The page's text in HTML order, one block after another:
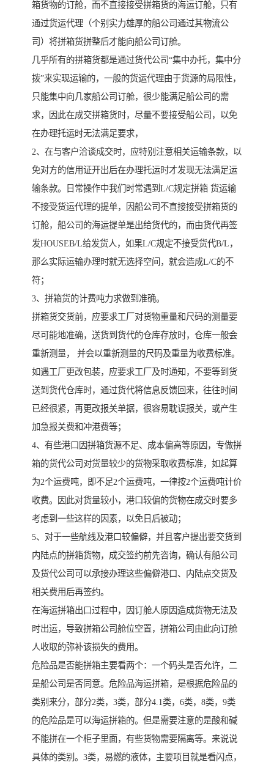
箱货物的订舱，而不直接接受拼箱货的海运订舱，只有
通过货运代理（个别实力雄厚的船公司通过其物流公
司）将拼箱货拼整后才能向船公司订舱。
几乎所有的拼箱货都是通过货代公司“集中办托，集中分
拨”来实现运输的，一般的货运代理由于货源的局限性，
只能集中向几家船公司订舱，很少能满足船公司的需
求，因此在成交拼箱货时，尽量不要接受船公司，以免
在办理托运时无法满足要求，
2、在与客户洽谈成交时，应特别注意相关运输条款，以
免对方的信用证开出后在办理托运时才发现无法满足运
输条款。日常操作中我们时常遇到L/C规定拼箱 货运输
不接受货运代理的提单，因船公司不直接接受拼箱货的
订舱，船公司的海运提单是出给货代的，而由货代再签
发HOUSEB/L给发货人，如果L/C规定不接受货代B/L，
那么实际运输办理时就无选择空间，就会造成L/C的不
符；
3、拼箱货的计费吨力求做到准确。
拼箱货交货前，应要求工厂对货物重量和尺码的测量要
尽可能地准确，送货到货代的仓库存放时，仓库一般会
重新测量， 并会以重新测量的尺码及重量为收费标准。
如遇工厂更改包装，应要求工厂及时通知，不要等到货
送到货代仓库时，通过货代将信息反馈回来，往往时间
已经很紧，再更改报关单据，很容易耽误报关，或产生
加急报关费和冲港费等；
4、有些港口因拼箱货源不足、成本偏高等原因，专做拼
箱的货代公司对货量较少的货物采取收费标准，如起算
为2个运费吨，即不足2个运费吨，一律按2个运费吨计价
收费。因此对货量较小，港口较偏的货物在成交时要多
考虑到一些这样的因素，以免日后被动；
5、对于一些航线及港口较偏僻，并且客户提出要交货到
内陆点的拼箱货物，成交签约前先咨询，确认有船公司
及货代公司可以承接办理这些偏僻港口、内陆点交货及
相关费用后再签约。
在海运拼箱出口过程中，因订舱人原因造成货物无法及
时出运，导致拼箱公司舱位空置，拼箱公司由此向订舱
人收取的弥补该损失的费用。
危险品是否能拼箱主要看两个：一个码头是否允许，二
是船公司是否同意。危险品海运拼箱，是根据危险品的
类别来分，部分2类，3类，部分4.1类，6类，8类，9类
的危险品是可以海运拼箱的。但是需要注意的是酸和碱
不能拼在一个柜子里面，有些货物需要隔离等。来说说
具体的类别。3类，易燃的液体，主要项目就是看闪点，